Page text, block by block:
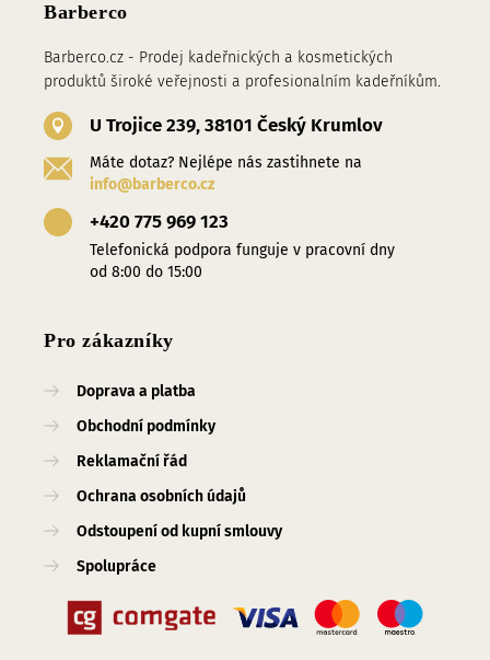
Barberco
Barberco.cz - Prodej kadeřnických a kosmetických
produktů široké veřejnosti a profesionalním kadeřníkům.
U Trojice 239, 38101 Český Krumlov
Máte dotaz? Nejlépe nás zastihnete na
info@barberco.cz
+420 775 969 123
Telefonická podpora funguje v pracovní dny
od 8:00 do 15:00
Pro zákazníky
Doprava a platba
Obchodní podmínky
Reklamační řád
Ochrana osobních údajů
Odstoupení od kupní smlouvy
Spolupráce